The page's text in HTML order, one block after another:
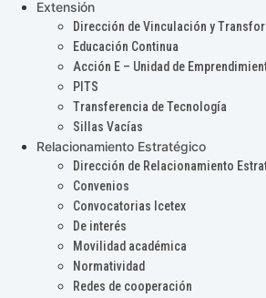
Extensión
Dirección de Vinculación y
Educación Continua
Acción E – Unidad de
PITS
Transferencia de Tecnología
Sillas Vacías
Relacionamiento Estratégico
Dirección de Relacionamiento
Convenios
Convocatorias Icetex
De interés
Movilidad académica
Normatividad
Redes de cooperación